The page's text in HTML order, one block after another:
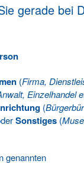
gerade bei
(Firma,
Einzelhandel
(
Sonstiges (
genannten